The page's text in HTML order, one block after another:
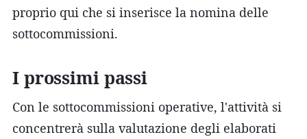
proprio qui che si inserisce la nomina delle
sottocommissioni.
I prossimi passi
Con le sottocommissioni operative, l'attività si
concentrerà sulla valutazione degli elaborati